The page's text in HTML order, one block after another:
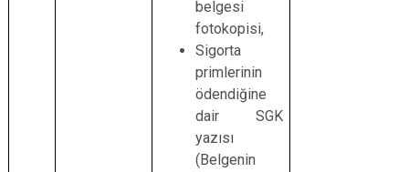
belgesi
fotokopisi,
Sigorta
primlerinin
ödendiğine
dair SGK
yazısı
(Belgenin